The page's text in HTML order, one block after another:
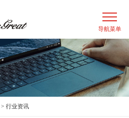
> 行业资讯